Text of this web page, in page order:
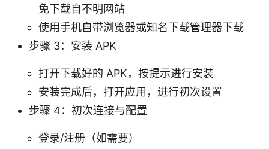
免下载自不明网站
使用手机自带浏览器或知名下载管理器下载
步骤 3：安装 APK
打开下载好的 APK，按提示进行安装
安装完成后，打开应用，进行初次设置
步骤 4：初次连接与配置
登录/注册（如需要）